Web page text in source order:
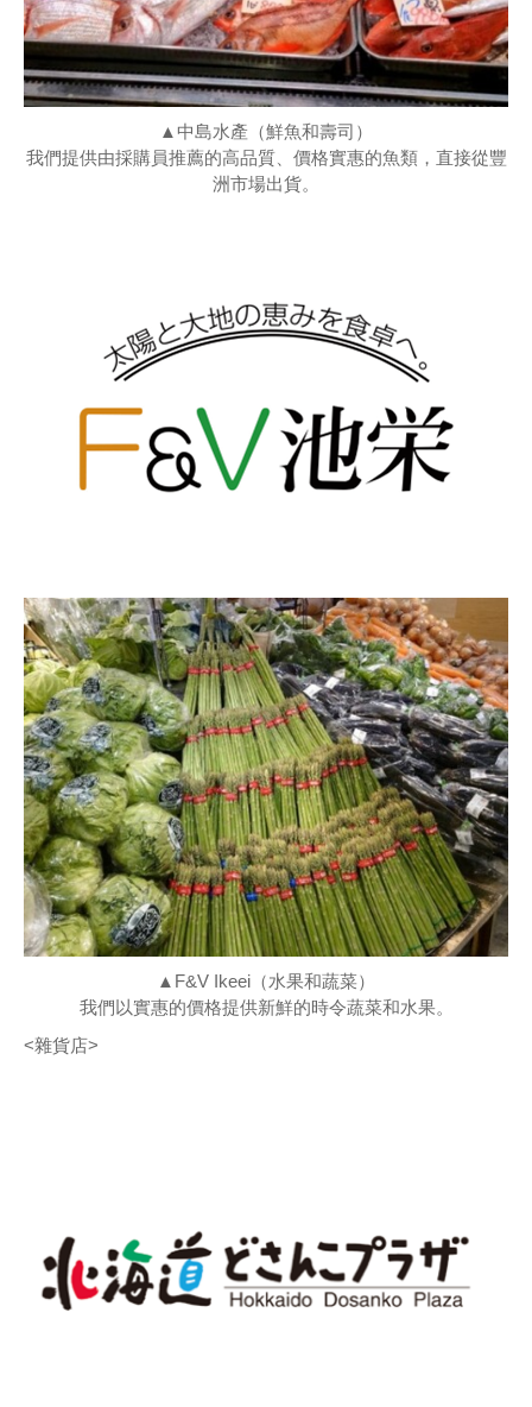
▲中島水產（鮮魚和壽司）
我們提供由採購員推薦的高品質、價格實惠的魚類，直接從豐
洲市場出貨。
▲F&V Ikeei（水果和蔬菜）
我們以實惠的價格提供新鮮的時令蔬菜和水果。
<雜貨店>